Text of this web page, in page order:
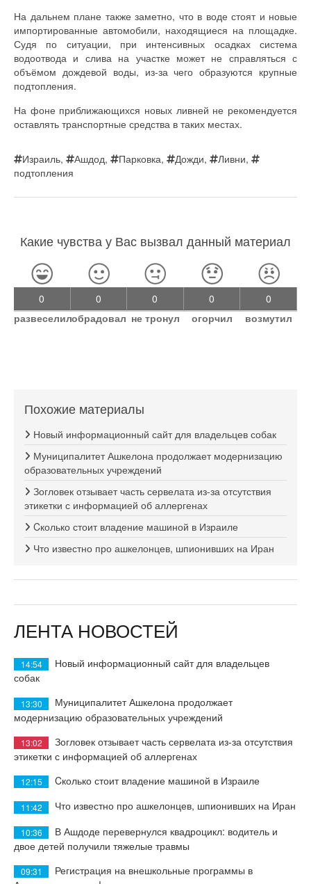
На дальнем плане также заметно, что в воде стоят и новые
импортированные автомобили, находящиеся на площадке.
Судя по ситуации, при интенсивных осадках система
водоотвода и слива на участке может не справляться с
объёмом дождевой воды, из-за чего образуются крупные
подтопления.
На фоне приближающихся новых ливней не рекомендуется
оставлять транспортные средства в таких местах.
Израиль, Ашдод, Парковка, Дожди, Ливни,
подтопления
Какие чувства у Вас вызвал данный материал
0
развеселил
0
обрадовал
0
не тронул
0
огорчил
0
возмутил
Похожие материалы
Новый информационный сайт для владельцев собак
Муниципалитет Ашкелона продолжает модернизацию
образовательных учреждений
Зогловек отзывает часть сервелата из-за отсутствия
этикетки с информацией об аллергенах
Cколько стоит владение машиной в Израиле
Что известно про ашкелонцев, шпионивших на Иран
ЛЕНТА НОВОСТЕЙ
14:54
Новый информационный сайт для владельцев
собак
13:30
Муниципалитет Ашкелона продолжает
модернизацию образовательных учреждений
13:02
Зогловек отзывает часть сервелата из-за отсутствия
этикетки с информацией об аллергенах
12:15 Cколько стоит владение машиной в Израиле
11:42 Что известно про ашкелонцев, шпионивших на Иран
10:36
В Ашдоде перевернулся квадроцикл: водитель и
двое детей получили тяжелые травмы
09:31
Регистрация на внешкольные программы в